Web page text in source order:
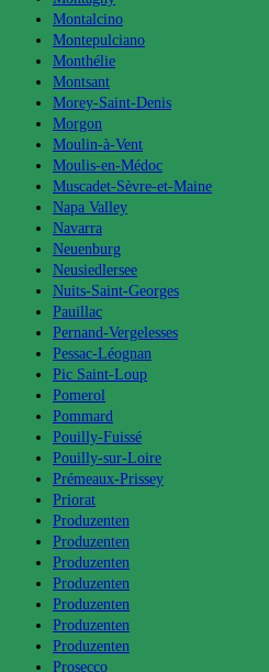
Montalcino
Montepulciano
Monthélie
Montsant
Morey-Saint-Denis
Morgon
Moulin-à-Vent
Moulis-en-Médoc
Muscadet-Sèvre-et-Maine
Napa Valley
Navarra
Neuenburg
Neusiedlersee
Nuits-Saint-Georges
Pauillac
Pernand-Vergelesses
Pessac-Léognan
Pic Saint-Loup
Pomerol
Pommard
Pouilly-Fuissé
Pouilly-sur-Loire
Prémeaux-Prissey
Priorat
Produzenten
Produzenten
Produzenten
Produzenten
Produzenten
Produzenten
Produzenten
Prosecco